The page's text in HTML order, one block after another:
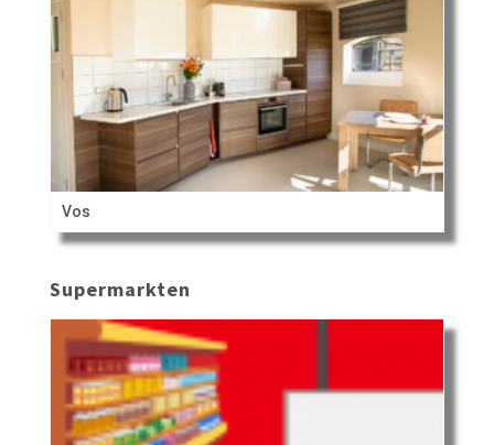
Vos
Supermarkten